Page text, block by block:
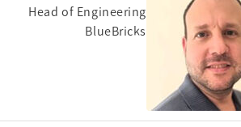
Head of Engineering
BlueBricks